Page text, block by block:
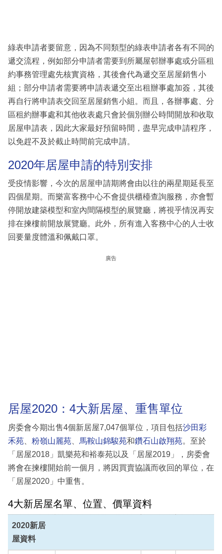
綠表申請者要留意，因為不同類型的綠表申請者各有不同的
遞交流程，例如部分申請者需要到所屬屋邨辦事處或分區租
約事務管理處先核實資格，其後會代為遞交至居屋銷售小
組；部分申請者需要將申請表遞交至出租辦事處加簽，其後
再自行將申請表交回至居屋銷售小組。而且，各辦事處、分
區租約辦事處和其他收表處只會於個別辦公時間開放和收取
居屋申請表，因此大家最好預留時間，盡早完成申請程序，
以免趕不及於截止時間前完成申請。
2020年居屋申請的特別安排
受疫情影響，今次的居屋申請期將會由以往的兩星期延長至
四個星期。而樂富客務中心不會提供櫃檯查詢服務，亦會暫
停開放建築模型和室內間隔模型的展覽廳，將視乎情況再安
排在揀樓前開放展覽廳。此外，所有進入客務中心的人士收
回要量度體溫和佩戴口罩。
廣告
居屋2020：4大新居屋、重售單位
房委會今期出售4個新居屋7,047個單位，項目包括沙田彩
禾苑
粉嶺山麗苑 馬鞍山錦駿苑和鑽石山啟翔苑。至於
「居屋2018」凱樂苑和裕泰苑以及「居屋2019」，房委會
將會在揀樓開始前一個月，將因買賣協議而收回的單位，在
「居屋2020」中重售。
4大新居屋名單、位置、價單資料
2020新居
屋資料